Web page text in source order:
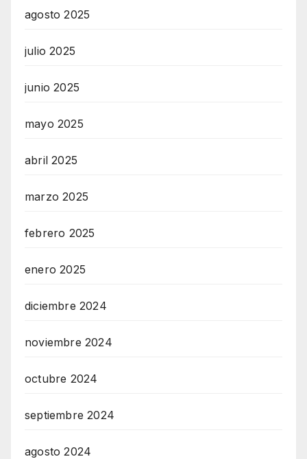
agosto 2025
julio 2025
junio 2025
mayo 2025
abril 2025
marzo 2025
febrero 2025
enero 2025
diciembre 2024
noviembre 2024
octubre 2024
septiembre 2024
agosto 2024